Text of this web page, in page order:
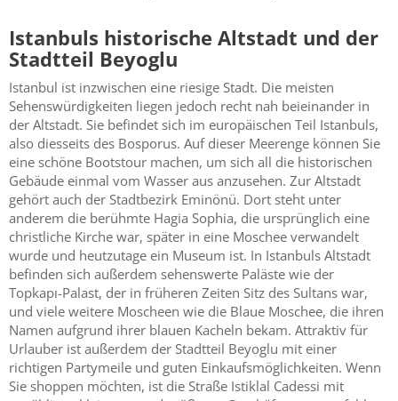
Istanbuls historische Altstadt und der
Stadtteil Beyoglu
Istanbul ist inzwischen eine riesige Stadt. Die meisten
Sehenswürdigkeiten liegen jedoch recht nah beieinander in
der Altstadt. Sie befindet sich im europäischen Teil Istanbuls,
also diesseits des Bosporus. Auf dieser Meerenge können Sie
eine schöne Bootstour machen, um sich all die historischen
Gebäude einmal vom Wasser aus anzusehen. Zur Altstadt
gehört auch der Stadtbezirk Eminönü. Dort steht unter
anderem die berühmte Hagia Sophia, die ursprünglich eine
christliche Kirche war, später in eine Moschee verwandelt
wurde und heutzutage ein Museum ist. In Istanbuls Altstadt
befinden sich außerdem sehenswerte Paläste wie der
Topkapı-Palast, der in früheren Zeiten Sitz des Sultans war,
und viele weitere Moscheen wie die Blaue Moschee, die ihren
Namen aufgrund ihrer blauen Kacheln bekam. Attraktiv für
Urlauber ist außerdem der Stadtteil Beyoglu mit einer
richtigen Partymeile und guten Einkaufsmöglichkeiten. Wenn
Sie shoppen möchten, ist die Straße Istiklal Cadessi mit